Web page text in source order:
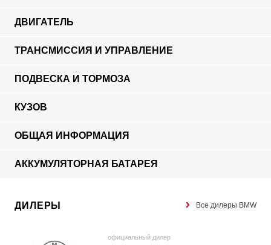
ДВИГАТЕЛЬ
ТРАНСМИССИЯ И УПРАВЛЕНИЕ
ПОДВЕСКА И ТОРМОЗА
КУЗОВ
ОБЩАЯ ИНФОРМАЦИЯ
АККУМУЛЯТОРНАЯ БАТАРЕЯ
ДИЛЕРЫ Все дилеры BMW
официальный дилер